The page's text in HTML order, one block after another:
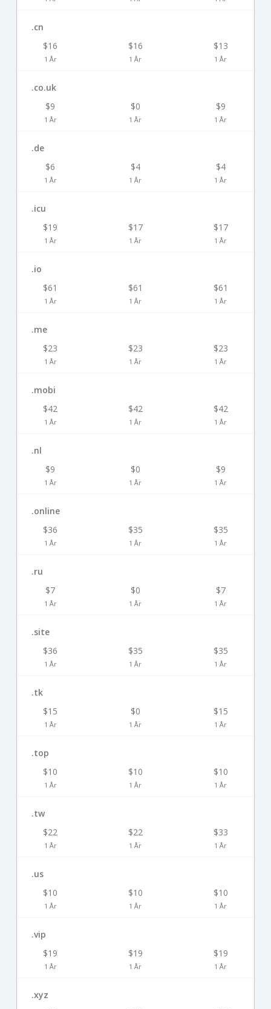
.cn
$16
1 År
$16
1 År
$13
1 År
.co.uk
$9
1 År
$0
1 År
$9
1 År
.de
$6
1 År
$4
1 År
$4
1 År
.icu
$19
1 År
$17
1 År
$17
1 År
.io
$61
1 År
$61
1 År
$61
1 År
.me
$23
1 År
$23
1 År
$23
1 År
.mobi
$42
1 År
$42
1 År
$42
1 År
.nl
$9
1 År
$0
1 År
$9
1 År
.online
$36
1 År
$35
1 År
$35
1 År
.ru
$7
1 År
$0
1 År
$7
1 År
.site
$36
1 År
$35
1 År
$35
1 År
.tk
$15
1 År
$0
1 År
$15
1 År
.top
$10
1 År
$10
1 År
$10
1 År
.tw
$22
1 År
$22
1 År
$33
1 År
.us
$10
1 År
$10
1 År
$10
1 År
.vip
$19
1 År
$19
1 År
$19
1 År
.xyz